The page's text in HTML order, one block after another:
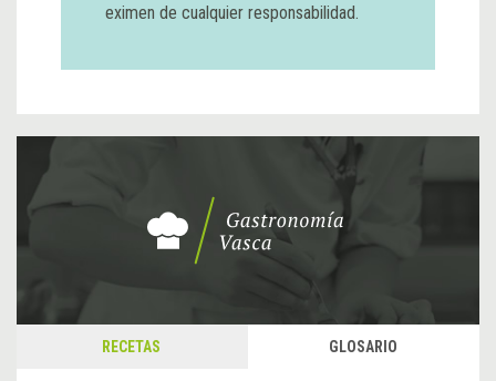
eximen de cualquier responsabilidad.
RECETAS GLOSARIO